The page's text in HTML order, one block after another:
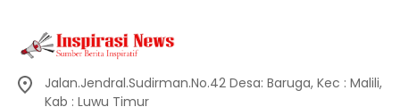
Jalan.Jendral.Sudirman.No.42 Desa: Baruga, Kec : Malili,
Kab : Luwu Timur